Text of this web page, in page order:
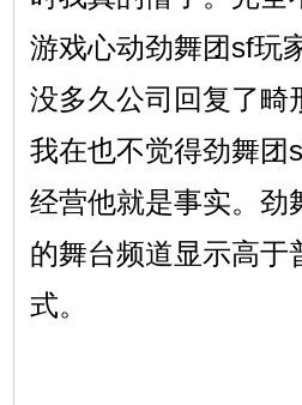
游戏心动劲舞团sf玩
没多久公司回复了畸
我在也不觉得劲舞团
经营他就是事实。劲
的舞台频道显示高于
式。